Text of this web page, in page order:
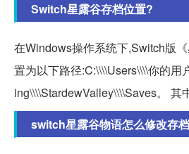
Switch星露谷存档位置?
在Windows操作系统下,Switch版
置为以下路径:C:\\\\Users\\\\你的用
ing\\\\StardewValley\\\\Saves。 其中
switch星露谷物语怎么修改存